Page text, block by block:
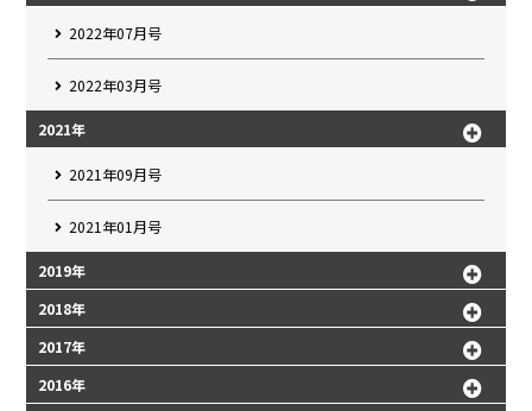
2022年07月号
2022年03月号
2021年
2021年09月号
2021年01月号
2019年
2018年
2017年
2016年